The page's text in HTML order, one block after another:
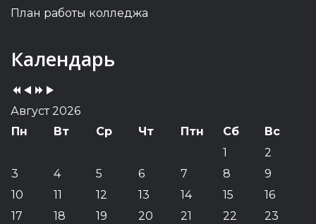
План работы колледжа
Календарь
Previous
Year
Previous
Month
YearMonth
Август 2026
Пн
Вт Ср Чт Птн Сб
Вс
1
2
3
4 5 6 7 8
9
10
11 12 13 14 15
16
17
18 19 20 21 22 23